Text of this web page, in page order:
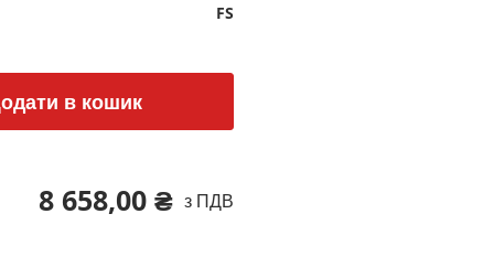
в кошик
8 658,00 ₴ з ПДВ
FS